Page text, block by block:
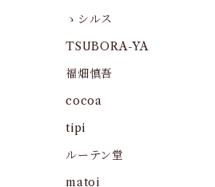
ゝシルス
TSUBORA-YA
福畑慎吾
cocoa
tipi
ルーテン堂
matoi